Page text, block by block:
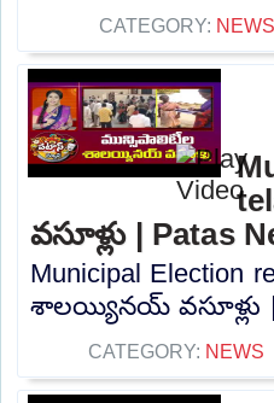
CATEGORY: NEWS
వసూళ్లు | Patas
Municipal Election
శాలయ్యినయ్ వసూళ్లు |
CATEGORY: NEWS